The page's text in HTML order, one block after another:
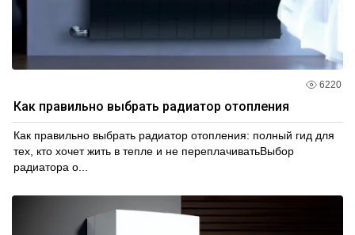
6220
Как правильно выбрать радиатор отопления
Как правильно выбрать радиатор отопления: полный гид для
тех, кто хочет жить в тепле и не переплачиватьВыбор
радиатора о...